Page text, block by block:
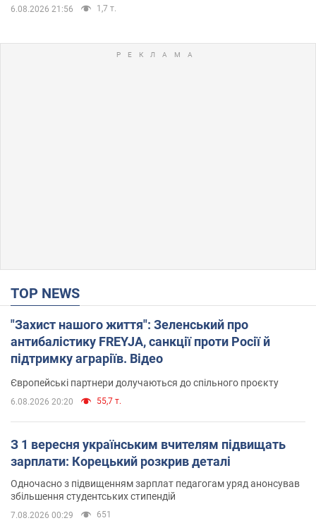
6.08.2026 21:56 1,7 т.
TOP NEWS
"Захист нашого життя": Зеленський про
антибалістику FREYJA, санкції проти Росії й
підтримку аграріїв. Відео
Європейські партнери долучаються до спільного проєкту
6.08.2026 20:20 55,7 т.
З 1 вересня українським вчителям підвищать
зарплати: Корецький розкрив деталі
Одночасно з підвищенням зарплат педагогам уряд анонсував
збільшення студентських стипендій
7.08.2026 00:29 651